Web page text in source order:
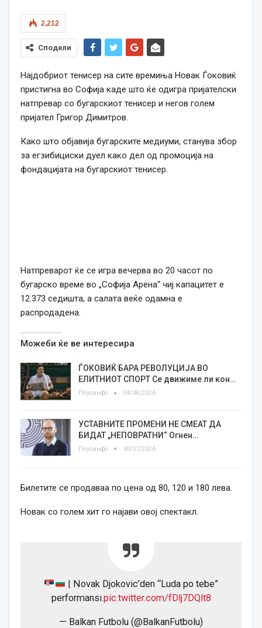
2,212
Сподели
Најдобриот тенисер на сите времиња Новак Ѓоковиќ
пристигна во Софија каде што ќе одигра пријателски
натпревар со бугарскиот тенисер и негов голем
пријател Григор Димитров.
Како што објавија бугарските медиуми, станува збор
за егзибициски дуел како дел од промоција на
фондацијата на бугарскиот тенисер.
Натпреварот ќе се игра вечерва во 20 часот по
бугарско време во „Софија Арена“ чиј капацитет е
12.373 седишта, а салата веќе одамна е
распродадена.
Можеби ќе ве интересира
ЃОКОВИЌ БАРА РЕВОЛУЦИЈА ВО
ЕЛИТНИОТ СПОРТ Се движиме ли кон…
Плусинфо 04/08/2026
УСТАВНИТЕ ПРОМЕНИ НЕ СМЕАТ ДА
БИДАТ „НЕПОВРАТНИ“ Огнен…
Плусинфо 30/07/2026
Билетите се продаваа по цена од 80, 120 и 180 лева.
Новак со голем хит го најави овој спектакл.
| Novak Djokovic’den “Luda po tebe”
performansı.pic.twitter.com/fDlj7DQlt8
— Balkan Futbolu (@BalkanFutbolu)